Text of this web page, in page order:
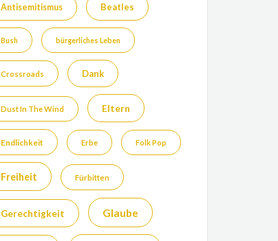
Antisemitismus Beatles
Bush bürgerliches Leben
Crossroads Dank
Dust In The Wind Eltern
Endlichkeit Erbe Folk Pop
Freiheit Fürbitten
Gerechtigkeit Glaube